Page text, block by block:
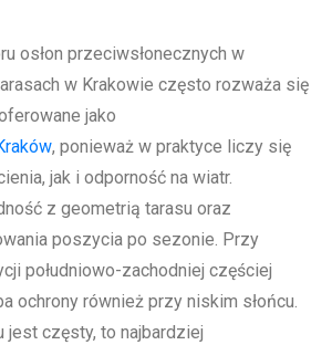
osłon przeciwsłonecznych w
w Krakowie często rozważa się
jako
, ponieważ w praktyce liczy się
jak i odporność na wiatr.
z geometrią tarasu oraz
poszycia po sezonie. Przy
południowo-zachodniej częściej
ochrony również przy niskim słońcu.
jest częsty, to najbardziej